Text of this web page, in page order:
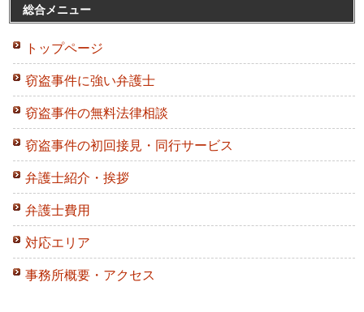
総合メニュー
トップページ
窃盗事件に強い弁護士
窃盗事件の無料法律相談
窃盗事件の初回接見・同行サービス
弁護士紹介・挨拶
弁護士費用
対応エリア
事務所概要・アクセス